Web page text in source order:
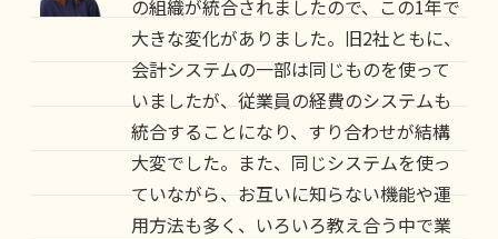
の組織が統合されましたので、この1年で
大きな変化がありました。旧2社ともに、
会計システムの一部は同じものを使って
いましたが、従業員の経費のシステムも
統合することになり、すり合わせが結構
大変でした。また、同じシステムを使っ
ていながら、お互いに知らない機能や運
用方法も多く、いろいろ教え合う中で業